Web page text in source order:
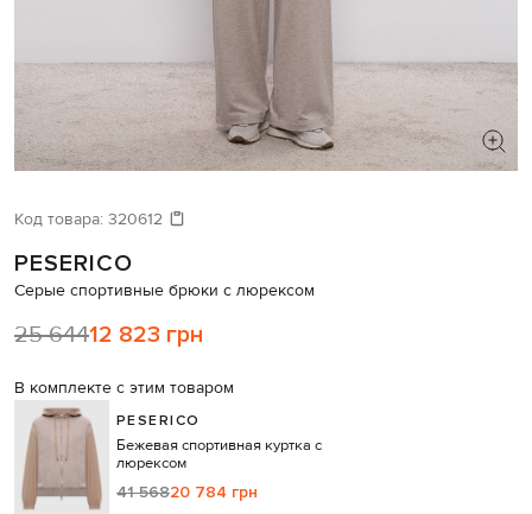
Давайте подберем что-то еще
Похожие товары
Код товара: 320612
PESERICO
Серые спортивные брюки с люрексом
25 64412 823 грн
В комплекте с этим товаром
PESERICO
Бежевая спортивная куртка с
люрексом
41 56820 784 грн